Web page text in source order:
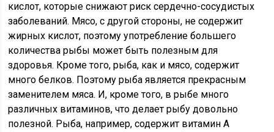
кислот, которые снижают риск сердечно-сосудистых
заболеваний. Мясо, с другой стороны, не содержит
жирных кислот, поэтому употребление большего
количества рыбы может быть полезным для
здоровья. Кроме того, рыба, как и мясо, содержит
много белков. Поэтому рыба является прекрасным
заменителем мяса. И, кроме того, в рыбе много
различных витаминов, что делает рыбу довольно
полезной. Рыба, например, содержит витамин А